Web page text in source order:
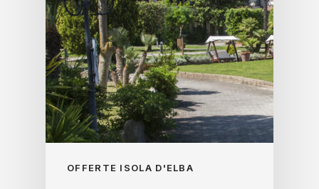
OFFERTE ISOLA D'ELBA